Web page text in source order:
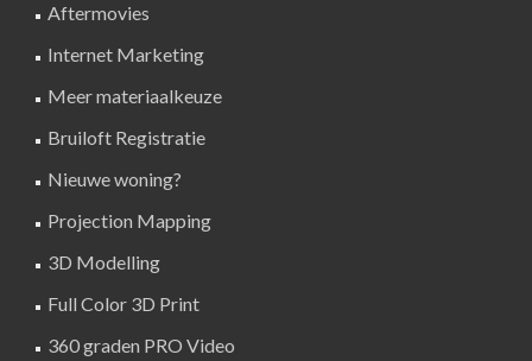
Aftermovies
Internet Marketing
Meer materiaalkeuze
Bruiloft Registratie
Nieuwe woning?
Projection Mapping
3D Modelling
Full Color 3D Print
360 graden PRO Video